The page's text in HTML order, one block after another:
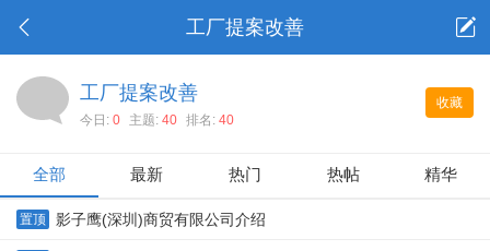
工厂提案改善
收藏
工厂提案改善
今日: 0 主题: 40 排名: 40
全部 最新 热门 热帖 精华
置顶 影子鹰(深圳)商贸有限公司介绍